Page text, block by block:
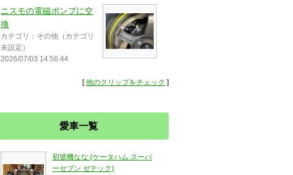
ニスモの電磁ポンプに交
換
カテゴリ：その他（カテゴリ
未設定）
2026/07/03 14:56:44
[他のクリップをチェック ]
愛車一覧
初號機なな (ケータハム スーパ
ーセブン ゼテック)